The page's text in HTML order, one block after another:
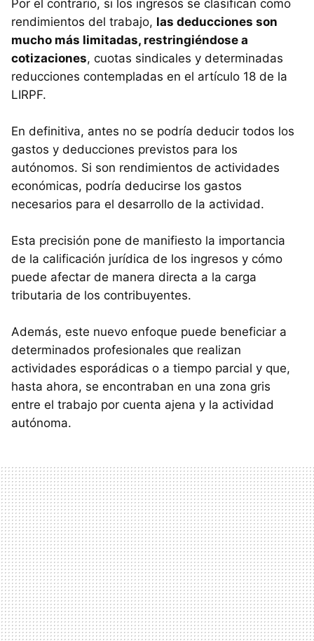
Por el contrario, si los ingresos se clasifican como
rendimientos del trabajo, las deducciones son
mucho más limitadas, restringiéndose a
cotizaciones, cuotas sindicales y determinadas
reducciones contempladas en el artículo 18 de la
LIRPF.
En definitiva, antes no se podría deducir todos los
gastos y deducciones previstos para los
autónomos. Si son rendimientos de actividades
económicas, podría deducirse los gastos
necesarios para el desarrollo de la actividad.
Esta precisión pone de manifiesto la importancia
de la calificación jurídica de los ingresos y cómo
puede afectar de manera directa a la carga
tributaria de los contribuyentes.
Además, este nuevo enfoque puede beneficiar a
determinados profesionales que realizan
actividades esporádicas o a tiempo parcial y que,
hasta ahora, se encontraban en una zona gris
entre el trabajo por cuenta ajena y la actividad
autónoma.